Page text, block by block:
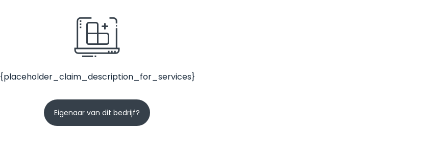
{placeholder_claim_description_for_services}
Eigenaar van dit bedrijf?